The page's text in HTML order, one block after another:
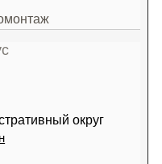
округ